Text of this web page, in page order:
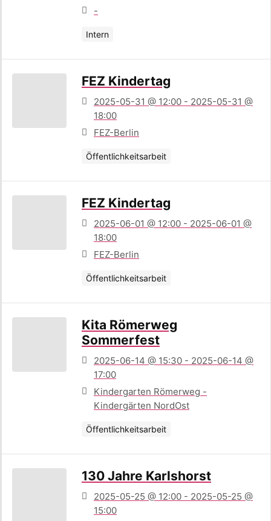
-
Intern
FEZ Kindertag
2025-05-31 @ 12:00 - 2025-05-31 @
18:00
FEZ-Berlin
Öffentlichkeitsarbeit
FEZ Kindertag
2025-06-01 @ 12:00 - 2025-06-01 @
18:00
FEZ-Berlin
Öffentlichkeitsarbeit
Kita Römerweg
Sommerfest
2025-06-14 @ 15:30 - 2025-06-14 @
17:00
Kindergarten Römerweg -
Kindergärten NordOst
Öffentlichkeitsarbeit
130 Jahre Karlshorst
2025-05-25 @ 12:00 - 2025-05-25 @
15:00